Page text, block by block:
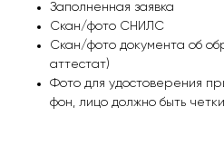
Заполненная заявка
Скан/фото СНИЛС
Скан/фото документа об
аттестат)
Фото для удостоверения
фон, лицо должно быть